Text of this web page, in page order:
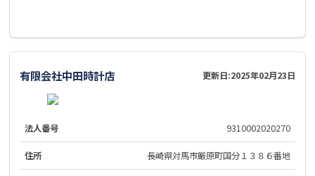
有限会社中田時計店 更新日:2025年02月23日
法人番号 9310002020270
住所 長崎県対馬市厳原町国分１３８６番地